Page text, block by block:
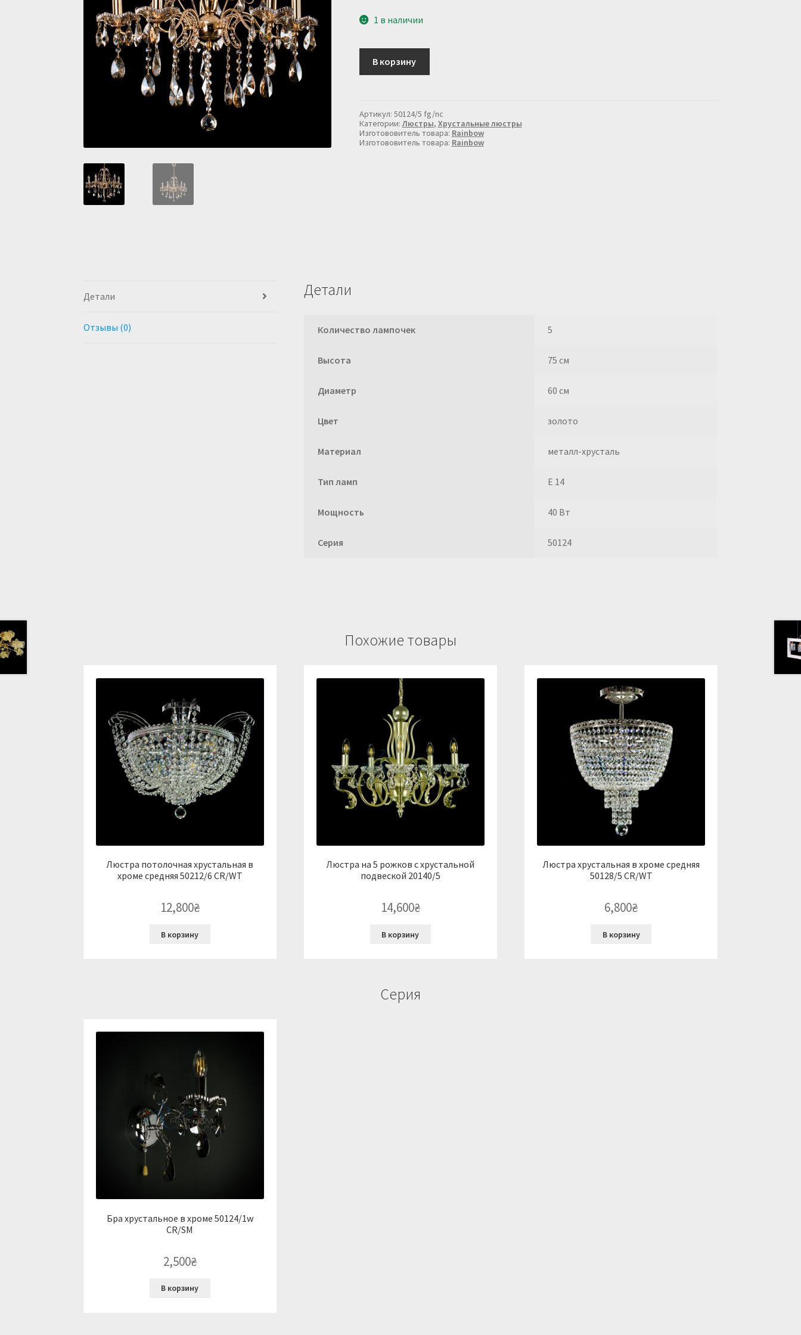
1 в наличии
товара
Люстра
золоте,
с
медовой
подвеской
В корзину
Артикул: 50124/5 fg/nc
Категории: Люстры, Хрустальные люстры
Изготововитель товара: Rainbow
Изготововитель товара: Rainbow
Детали
Отзывы (0)
Детали
Количество лампочек 5
Высота 75 см
Диаметр 60 см
Цвет золото
Материал металл-хрусталь
Тип ламп E 14
Мощность 40 Вт
Серия 50124
Похожие товары
Люстра потолочная хрустальная в
хроме средняя 50212/6 CR/WT
12,800₴
В корзину
Люстра на 5 рожков с хрустальной
подвеской 20140/5
14,600₴
В корзину
Люстра хрустальная в хроме средняя
50128/5 CR/WT
6,800₴
В корзину
Серия
Бра хрустальное в хроме 50124/1w
CR/SM
2,500₴
В корзину